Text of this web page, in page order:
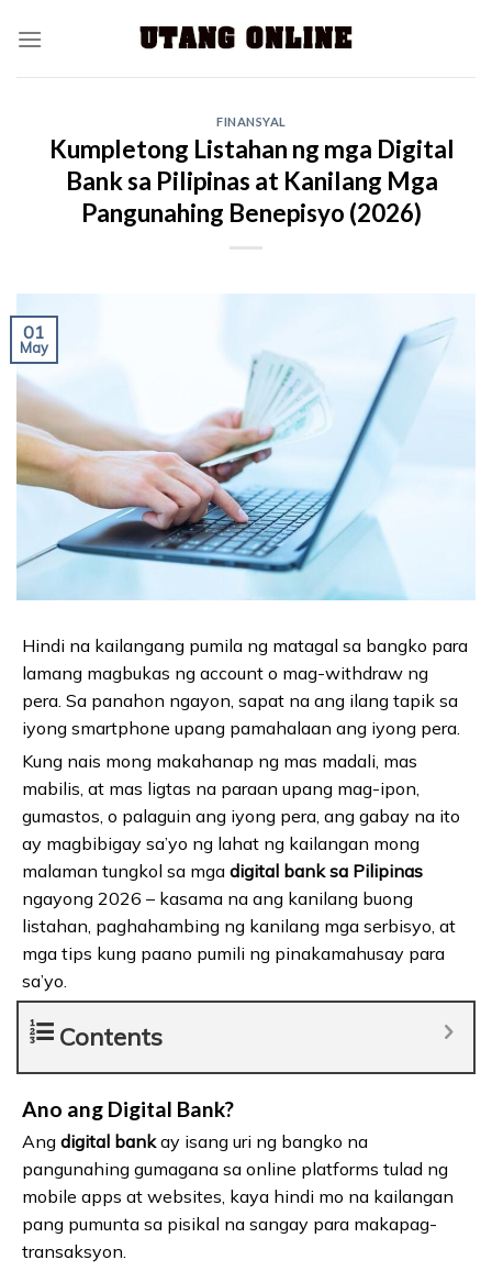
FINANSYAL
Kumpletong Listahan ng mga Digital
Bank sa Pilipinas at Kanilang Mga
Pangunahing Benepisyo (2026)
01
May
Hindi na kailangang pumila ng matagal sa bangko para
lamang magbukas ng account o mag-withdraw ng
pera. Sa panahon ngayon, sapat na ang ilang tapik sa
iyong smartphone upang pamahalaan ang iyong pera.
Kung nais mong makahanap ng mas madali, mas
mabilis, at mas ligtas na paraan upang mag-ipon,
gumastos, o palaguin ang iyong pera, ang gabay na ito
ay magbibigay sa’yo ng lahat ng kailangan mong
malaman tungkol sa mga digital bank sa Pilipinas
ngayong 2026 – kasama na ang kanilang buong
listahan, paghahambing ng kanilang mga serbisyo, at
mga tips kung paano pumili ng pinakamahusay para
sa’yo.
Contents
Ano ang Digital Bank?
Ang digital bankay isang uri ng bangko na
pangunahing gumagana sa online platforms tulad ng
mobile apps at websites, kaya hindi mo na kailangan
pang pumunta sa pisikal na sangay para makapag-
transaksyon.